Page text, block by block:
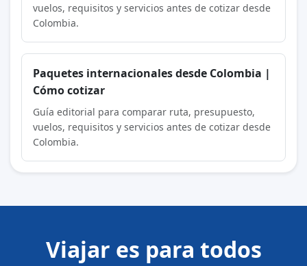
vuelos, requisitos y servicios antes de cotizar desde
Colombia.
Paquetes internacionales desde Colombia |
Cómo cotizar
Guía editorial para comparar ruta, presupuesto,
vuelos, requisitos y servicios antes de cotizar desde
Colombia.
Viajar es para todos